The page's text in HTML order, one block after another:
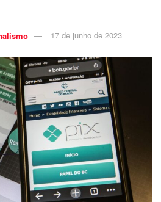
17 de junho de 2023